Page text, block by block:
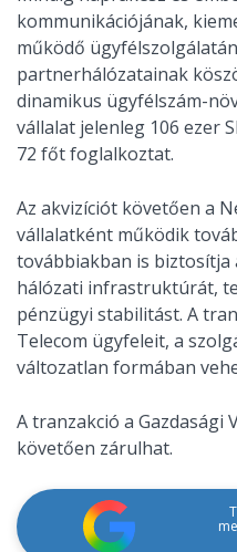
kommunikációjának,
működő
partnerhálózatainak
dinamikus ügyfélszám-
vállalat jelenleg 106 ezer
72 főt foglalkoztat.
Az akvizíciót követően a
vállalatként működik
továbbiakban is biztosítja
hálózati infrastruktúrát,
pénzügyi stabilitást. A
Telecom ügyfeleit, a
változatlan formában
A tranzakció a Gazdasági
követően zárulhat.